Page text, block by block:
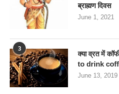
ब्राह्मण दिवस
June 1, 2021
3
क्या व्रत में
to drink
June 13, 2019